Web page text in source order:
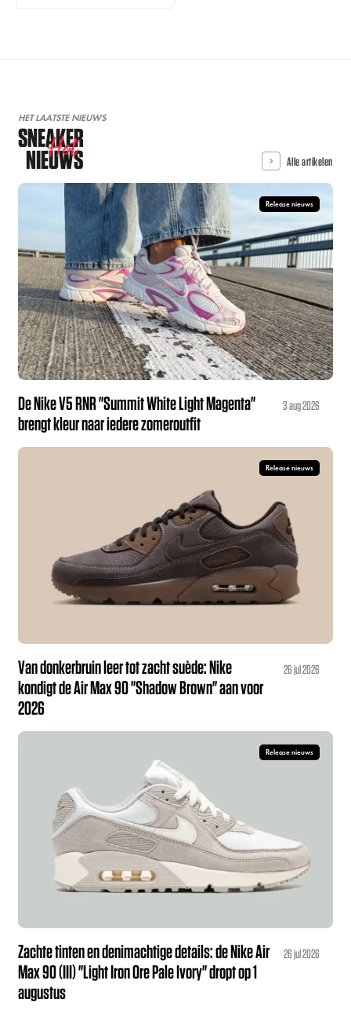
HET LAATSTE NIEUWS
SNEAKER
NIEUWS
Hot Alle artikelen
Release nieuws
De Nike V5 RNR "Summit White Light Magenta"
brengt kleur naar iedere zomeroutfit
3 aug 2026
Release nieuws
Van donkerbruin leer tot zacht suède: Nike
kondigt de Air Max 90 "Shadow Brown" aan voor
2026
26 jul 2026
Release nieuws
Zachte tinten en denimachtige details: de Nike Air
Max 90 (III) "Light Iron Ore Pale Ivory" dropt op 1
augustus
26 jul 2026